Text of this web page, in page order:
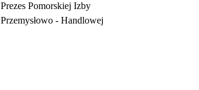
Prezes Pomorskiej Izby
Przemysłowo - Handlowej